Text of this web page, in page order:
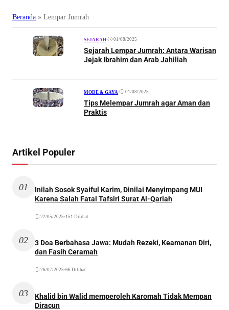
Beranda » Lempar Jumrah
SEJARAH• 01/08/2025
Sejarah Lempar Jumrah: Antara Warisan
Jejak Ibrahim dan Arab Jahiliah
MODE & GAYA • 01/08/2025
Tips Melempar Jumrah agar Aman dan
Praktis
Artikel Populer
01
Inilah Sosok Syaiful Karim, Dinilai Menyimpang MUI
Karena Salah Fatal Tafsiri Surat Al-Qariah
22/05/2025 •151 Dilihat
02
3 Doa Berbahasa Jawa: Mudah Rezeki, Keamanan Diri,
dan Fasih Ceramah
26/07/2025 •66 Dilihat
03
Khalid bin Walid memperoleh Karomah Tidak Mempan
Diracun